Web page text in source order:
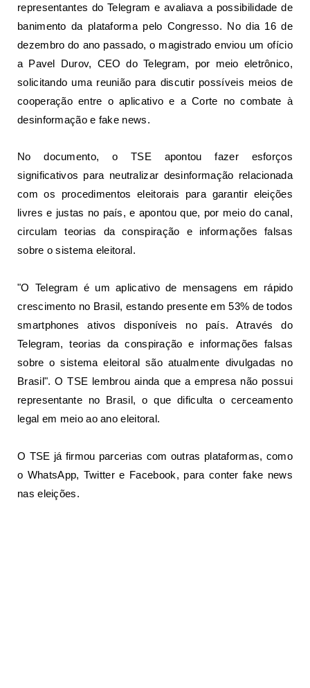
representantes do Telegram e avaliava a possibilidade de
banimento da plataforma pelo Congresso. No dia 16 de
dezembro do ano passado, o magistrado enviou um ofício
a Pavel Durov, CEO do Telegram, por meio eletrônico,
solicitando uma reunião para discutir possíveis meios de
cooperação entre o aplicativo e a Corte no combate à
desinformação e fake news.
No documento, o TSE apontou fazer esforços
significativos para neutralizar desinformação relacionada
com os procedimentos eleitorais para garantir eleições
livres e justas no país, e apontou que, por meio do canal,
circulam teorias da conspiração e informações falsas
sobre o sistema eleitoral.
"O Telegram é um aplicativo de mensagens em rápido
crescimento no Brasil, estando presente em 53% de todos
smartphones ativos disponíveis no país. Através do
Telegram, teorias da conspiração e informações falsas
sobre o sistema eleitoral são atualmente divulgadas no
Brasil". O TSE lembrou ainda que a empresa não possui
representante no Brasil, o que dificulta o cerceamento
legal em meio ao ano eleitoral.
O TSE já firmou parcerias com outras plataformas, como
o WhatsApp, Twitter e Facebook, para conter fake news
nas eleições.